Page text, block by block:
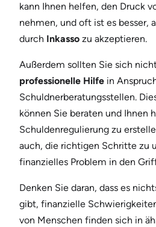
kann Ihnen helfen, den Druck
nehmen, und oft ist es besser,
durch Inkasso zu akzeptieren.
Außerdem sollten Sie sich
professionelle Hilfe in
Schuldnerberatungsstellen.
können Sie beraten und Ihnen
Schuldenregulierung zu
auch, die richtigen Schritte zu
finanzielles Problem in den
Denken Sie daran, dass es
gibt, finanzielle
von Menschen finden sich in